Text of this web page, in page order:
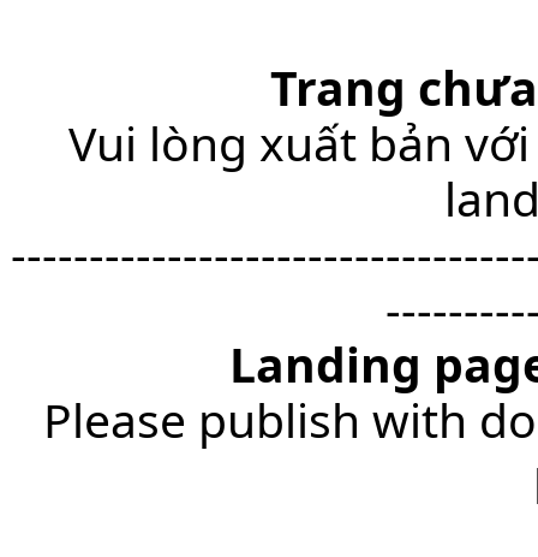
Trang
Vui lòng xuất bản
Landing
Please publish with